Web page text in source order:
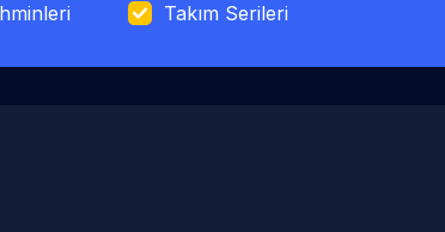
Takım Serileri